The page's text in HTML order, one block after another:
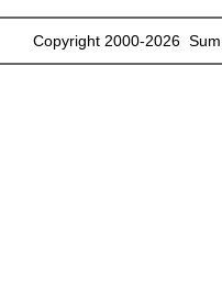
Copyright 2000-2026